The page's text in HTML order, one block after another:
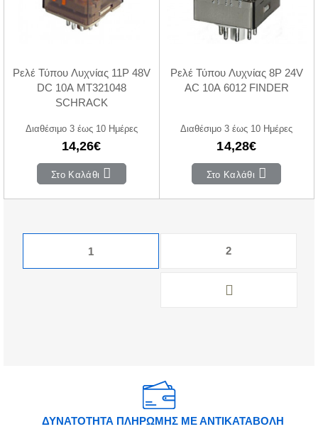
Ρελέ Τύπου Λυχνίας 11P 48V
DC 10A MT321048
SCHRACK
Διαθέσιμο 3 έως 10 Ημέρες
14,26€
Στο Καλάθι
Ρελέ Τύπου Λυχνίας 8P 24V
AC 10A 6012 FINDER
Διαθέσιμο 3 έως 10 Ημέρες
14,28€
Στο Καλάθι
1 2
ΔΥΝΑΤΟΤΗΤΑ ΠΛΗΡΩΜΗΣ ΜΕ ΑΝΤΙΚΑΤΑΒΟΛΗ